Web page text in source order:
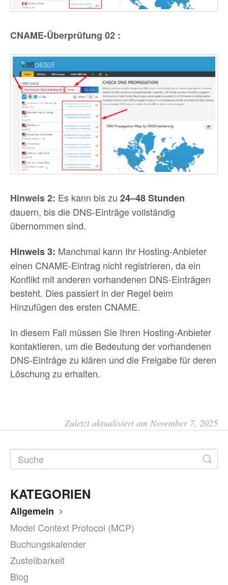
CNAME-Überprüfung 02 :
Hinweis 2: Es kann bis zu 24–48 Stunden
dauern, bis die DNS-Einträge vollständig
übernommen sind.
Hinweis 3: Manchmal kann Ihr Hosting-Anbieter
einen CNAME-Eintrag nicht registrieren, da ein
Konflikt mit anderen vorhandenen DNS-Einträgen
besteht. Dies passiert in der Regel beim
Hinzufügen des ersten CNAME.
In diesem Fall müssen Sie Ihren Hosting-Anbieter
kontaktieren, um die Bedeutung der vorhandenen
DNS-Einträge zu klären und die Freigabe für deren
Löschung zu erhalten.
Zuletzt aktualisiert am November 7, 2025
KATEGORIEN
Allgemein
Model Context Protocol (MCP)
Buchungskalender
Zustellbarkeit
Blog